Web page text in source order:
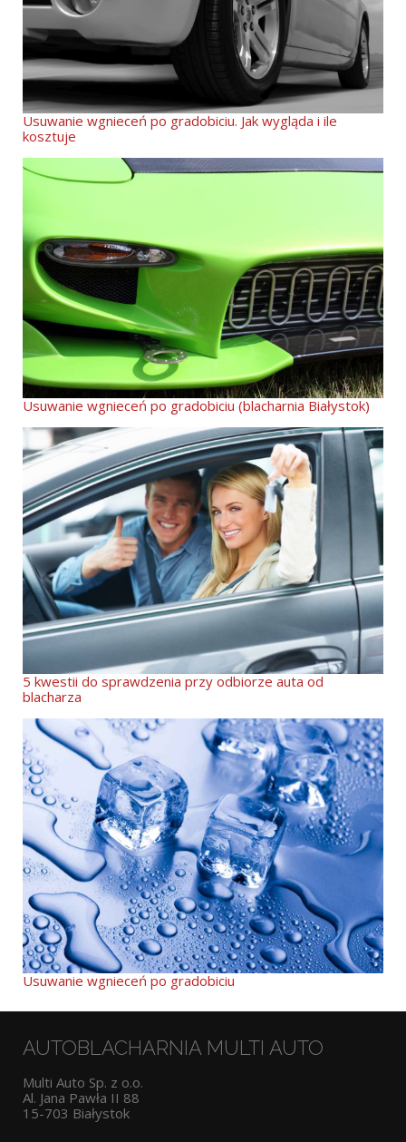
Usuwanie wgnieceń po gradobiciu. Jak wygląda i ile
kosztuje
Usuwanie wgnieceń po gradobiciu (blacharnia Białystok)
5 kwestii do sprawdzenia przy odbiorze auta od
blacharza
Usuwanie wgnieceń po gradobiciu
AUTOBLACHARNIA MULTI AUTO
Multi Auto Sp. z o.o.
Al. Jana Pawła II 88
15-703 Białystok